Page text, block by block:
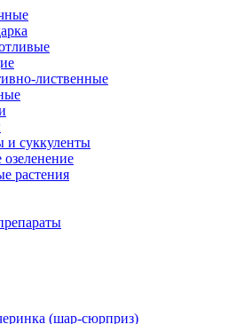
лиственные
и суккуленты
растения
(шар-сюрприз)